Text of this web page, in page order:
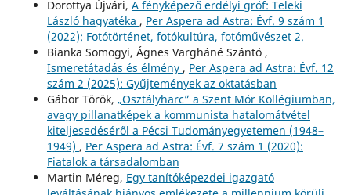
Dorottya Újvári, A fényképező erdélyi gróf: Teleki
László hagyatéka , Per Aspera ad Astra: Évf. 9 szám 1
(2022): Fotótörténet, fotókultúra, fotóművészet 2.
Bianka Somogyi, Ágnes Vargháné Szántó ,
Ismeretátadás és élmény , Per Aspera ad Astra: Évf. 12
szám 2 (2025): Gyűjtemények az oktatásban
Gábor Török, „Osztályharc” a Szent Mór Kollégiumban,
avagy pillanatképek a kommunista hatalomátvétel
kiteljesedéséről a Pécsi Tudományegyetemen (1948–
1949) , Per Aspera ad Astra: Évf. 7 szám 1 (2020):
Fiatalok a társadalomban
Martin Méreg, Egy tanítóképezdei igazgató